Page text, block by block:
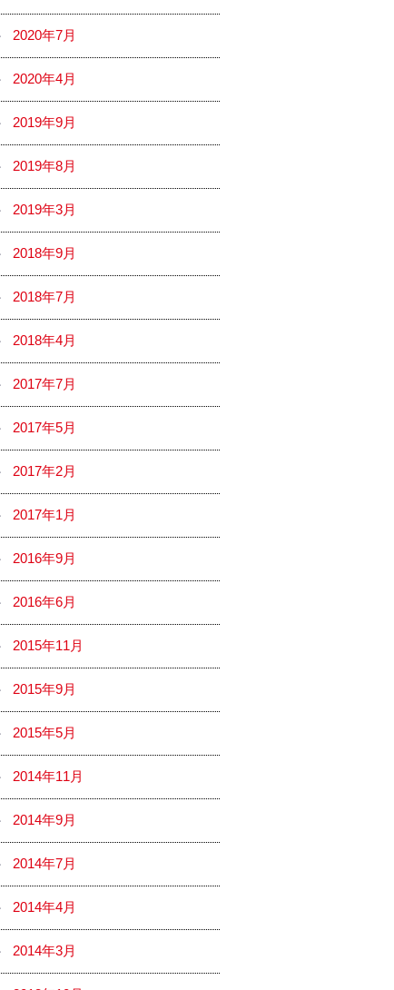
2020年7月
2020年4月
2019年9月
2019年8月
2019年3月
2018年9月
2018年7月
2018年4月
2017年7月
2017年5月
2017年2月
2017年1月
2016年9月
2016年6月
2015年11月
2015年9月
2015年5月
2014年11月
2014年9月
2014年7月
2014年4月
2014年3月